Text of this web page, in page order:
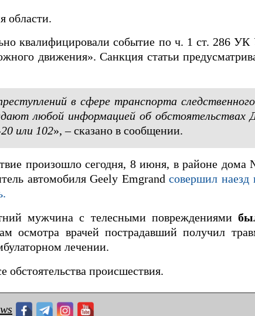
области.
квалифицировали событие по ч. 1 ст. 286
движения». Санкция статьи
в сфере транспорта
любой информацией об обстоятельствах
или 102», – сказано в сообщении.
произошло сегодня, 8 июня, в районе
автомобиля Geely Emgrandсовершил наезд
мужчина с телесными повреждениями
осмотра врачей пострадавший получил
лечении.
обстоятельства происшествия.